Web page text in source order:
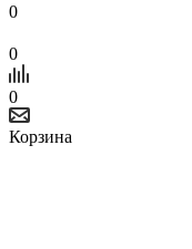
0
0
0
Корзина